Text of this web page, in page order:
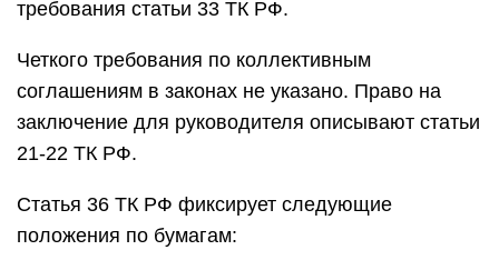
требования статьи 33 ТК РФ.
Четкого требования по коллективным
соглашениям в законах не указано. Право на
заключение для руководителя описывают статьи
21-22 ТК РФ.
Статья 36 ТК РФ фиксирует следующие
положения по бумагам: